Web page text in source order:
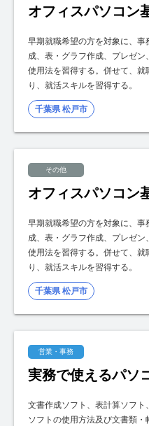
オフィスパソコン
早期就職希望の方を対象に、
成、表・グラフ作成、プレゼ
使用法を習得する。併せて、
り、就活スキルを習得する。
千葉県 松戸市
その他
オフィスパソコン
早期就職希望の方を対象に、
成、表・グラフ作成、プレゼ
使用法を習得する。併せて、
り、就活スキルを習得する。
千葉県 松戸市
営業・事務
実務で使えるパソ
文書作成ソフト、表計算ソフ
ソフトの使用方法及び文書類